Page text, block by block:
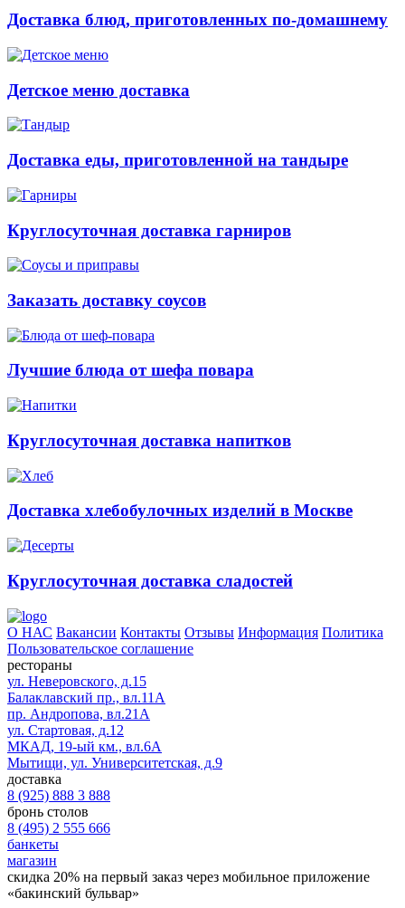
Доставка блюд, приготовленных по-домашнему
Детское меню доставка
Доставка еды, приготовленной на тандыре
Круглосуточная доставка гарниров
Заказать доставку соусов
Лучшие блюда от шефа повара
Круглосуточная доставка напитков
Доставка хлебобулочных изделий в Москве
Круглосуточная доставка сладостей
О НАС Вакансии Контакты Отзывы Информация Политика
Пользовательское соглашение
рестораны
ул. Неверовского, д.15
Балаклавский пр., вл.11А
пр. Андропова, вл.21А
ул. Стартовая, д.12
МКАД, 19-ый км., вл.6А
Мытищи, ул. Университетская, д.9
доставка
8 (925) 888 3 888
бронь столов
8 (495) 2 555 666
банкеты
магазин
скидка 20% на первый заказ через мобильное приложение
«бакинский бульвар»